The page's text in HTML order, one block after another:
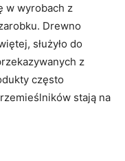
w wyrobach z
Drewno
służyło do
z
często
stają na